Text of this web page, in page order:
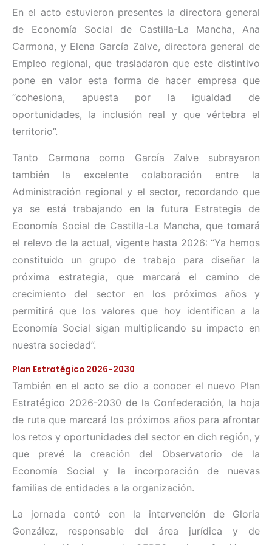
En el acto estuvieron presentes la directora general
de Economía Social de Castilla-La Mancha, Ana
Carmona, y Elena García Zalve, directora general de
Empleo regional, que trasladaron que este distintivo
pone en valor esta forma de hacer empresa que
“cohesiona, apuesta por la igualdad de
oportunidades, la inclusión real y que vértebra el
territorio”.
Tanto Carmona como García Zalve subrayaron
también la excelente colaboración entre la
Administración regional y el sector, recordando que
ya se está trabajando en la futura Estrategia de
Economía Social de Castilla-La Mancha, que tomará
el relevo de la actual, vigente hasta 2026: “Ya hemos
constituido un grupo de trabajo para diseñar la
próxima estrategia, que marcará el camino de
crecimiento del sector en los próximos años y
permitirá que los valores que hoy identifican a la
Economía Social sigan multiplicando su impacto en
nuestra sociedad”.
Plan Estratégico 2026-2030
También en el acto se dio a conocer el nuevo Plan
Estratégico 2026-2030 de la Confederación, la hoja
de ruta que marcará los próximos años para afrontar
los retos y oportunidades del sector en dich región, y
que prevé la creación del Observatorio de la
Economía Social y la incorporación de nuevas
familias de entidades a la organización.
La jornada contó con la intervención de Gloria
González, responsable del área jurídica y de